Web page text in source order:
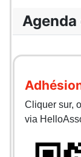
Cliquer sur,
via